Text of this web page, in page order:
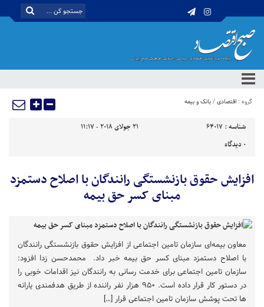
گروه : اقتصادی/بانک و بیمه
شناسه : 64017
21 جولای 2018 - 11:17
0 دیدگاه
افزایش حقوق بازنشستگی رانندگان با اصلاح دستمزد
مبنای کسر حق بیمه
معاون بیمه‌ای سازمان تامین اجتماعی از افزایش حقوق بازنشستگی رانندگان
با اصلاح دستمزد مبنای کسر حق بیمه خبر داد. محمدحسن زدا افزود:
سازمان تامین اجتماعی برای خدمت رسانی به رانندگان نیز اقدامات خوبی را
در دستور کار قرار داده است. ٩۵٠ هزار نفر راننده از طریق هدفمندی یارانه
ها تحت پوشش سازمان تامین اجتماعی قرار […]